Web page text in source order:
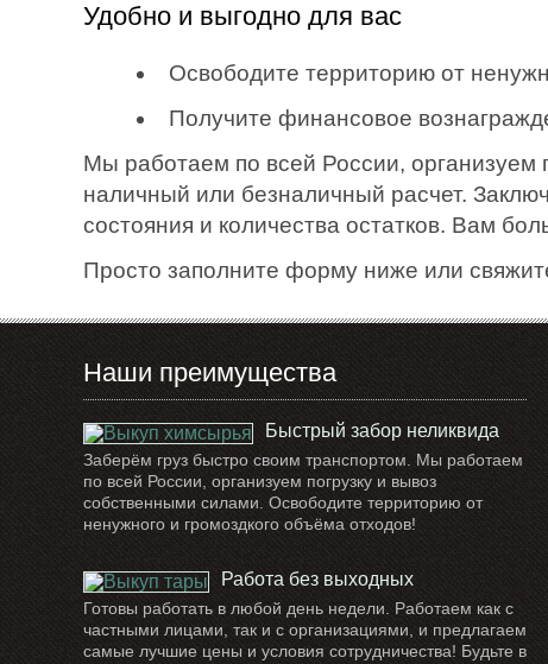
Удобно и выгодно для вас
Освободите территорию от
Получите финансовое
Мы работаем по всей России, организуем
наличный или безналичный расчет.
состояния и количества остатков. Вам
Просто заполните форму ниже или
Наши преимущества
Быстрый забор неликвида
Заберём груз быстро своим транспортом. Мы работаем
по всей России, организуем погрузку и вывоз
собственными силами. Освободите территорию от
ненужного и громоздкого объёма отходов!
Работа без выходных
Готовы работать в любой день недели. Работаем как с
частными лицами, так и с организациями, и предлагаем
самые лучшие цены и условия сотрудничества! Будьте в